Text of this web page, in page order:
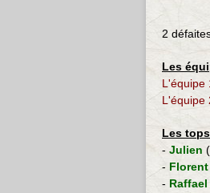
2
Les
L'équipe
L'équipe
Les
- Julien
- Florent
- Raffael